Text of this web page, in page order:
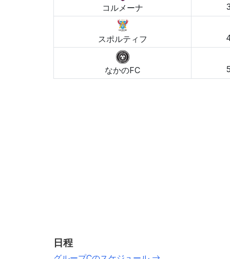
コルメーナ
スポルティフ
なかのFC
日程